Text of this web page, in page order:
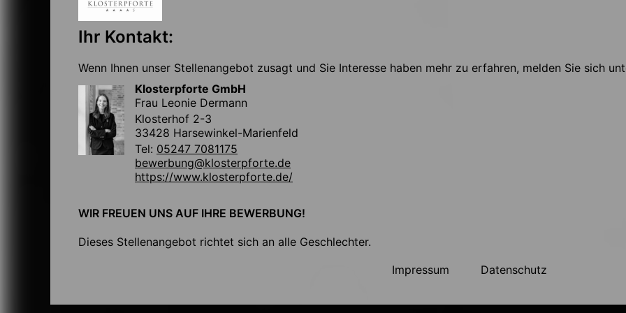
Ihr Kontakt:
Wenn Ihnen unser Stellenangebot zusagt und Sie Interesse haben mehr zu erfahren, melden Sie sich
Klosterpforte GmbH
Frau Leonie Dermann
Klosterhof 2-3
33428 Harsewinkel-Marienfeld
Tel: 05247 7081175
bewerbung@klosterpforte.de
https://www.klosterpforte.de/
WIR FREUEN UNS AUF IHRE BEWERBUNG!
Dieses Stellenangebot richtet sich an alle Geschlechter.
Impressum
Datenschutz